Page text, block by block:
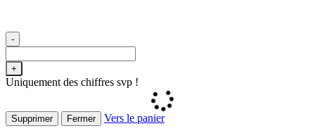
-
+
Uniquement des chiffres svp !
Supprimer Fermer Vers le panier